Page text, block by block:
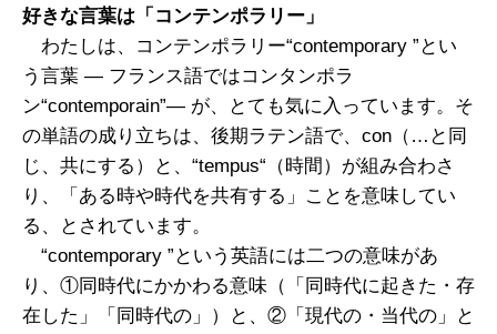
好きな言葉は「コンテンポラリー」
わたしは、コンテンポラリー“contemporary ”とい
う言葉 ― フランス語ではコンタンポラ
ン“contemporain”― が、とても気に入っています。そ
の単語の成り立ちは、後期ラテン語で、con（…と同
じ、共にする）と、“tempus“（時間）が組み合わさ
り、「ある時や時代を共有する」ことを意味してい
る、とされています。
“contemporary ”という英語には二つの意味があ
り、①同時代にかかわる意味（「同時代に起きた・存
在した」「同時代の」）と、②「現代の・当代の」と